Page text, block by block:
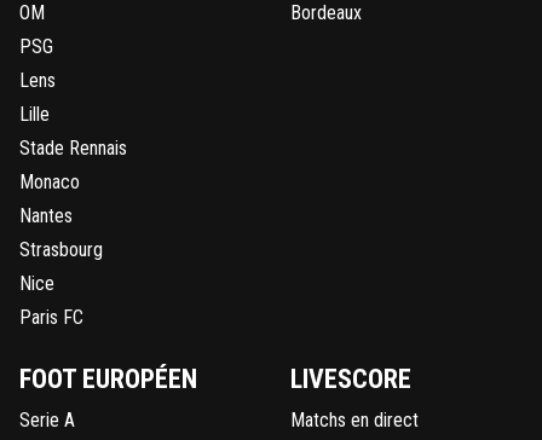
OM
PSG
Lens
Lille
Stade Rennais
Monaco
Nantes
Strasbourg
Nice
Paris FC
Bordeaux
FOOT EUROPÉEN
Serie A
LIVESCORE
Matchs en direct